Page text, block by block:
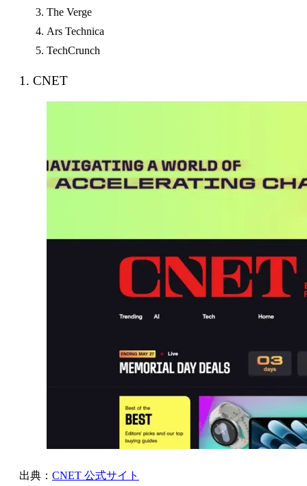
The Verge
Ars Technica
TechCrunch
1. CNET
出典： CNET 公式サイト